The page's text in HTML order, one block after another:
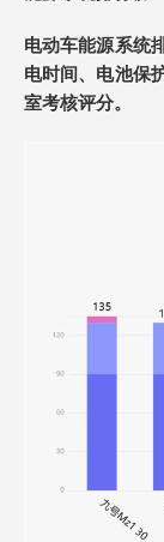
电动车能源系统
电时间、电池保
室考核评分。